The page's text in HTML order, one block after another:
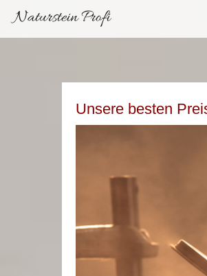
Naturstein Profi
Unsere besten